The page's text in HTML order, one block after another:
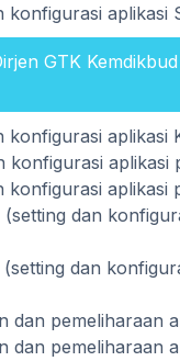
konfigurasi aplikasi
GTK
konfigurasi aplikasi
konfigurasi
konfigurasi aplikasi
dan
dan
dan pemeliharaan
dan pemeliharaan